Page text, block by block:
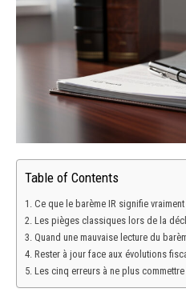
Table of Contents
Ce que le barème IR signifie vraiment
Les pièges classiques lors de la
Quand une mauvaise lecture du
Rester à jour face aux évolutions
Les cinq erreurs à ne plus commettre